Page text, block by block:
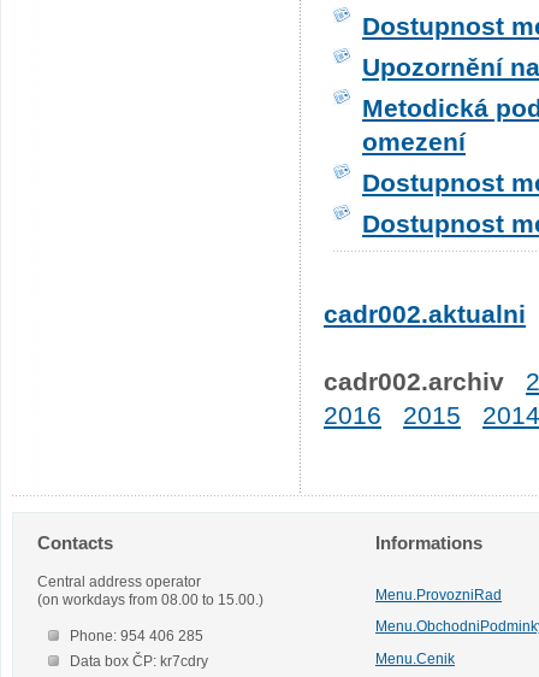
Dostupnost
Upozornění
Metodická
omezení
Dostupnost
Dostupnost
cadr002.aktualni
cadr002.archiv
2016
2015 2014
Contacts
Central address operator
(on workdays from 08.00 to 15.00.)
Phone: 954 406 285
Data box ČP: kr7cdry
Informations
Menu.ProvozniRad
Menu.Cenik